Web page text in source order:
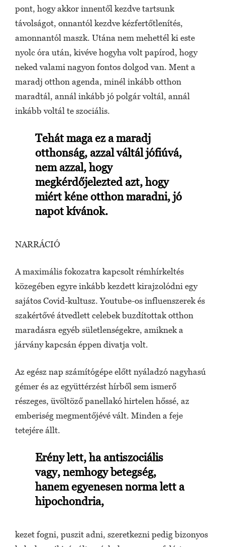
pont, hogy akkor innentől kezdve tartsunk
távolságot, onnantól kezdve kézfertőtlenítés,
amonnantól maszk. Utána nem mehettél ki este
nyolc óra után, kivéve hogyha volt papírod, hogy
neked valami nagyon fontos dolgod van. Ment a
maradj otthon agenda, minél inkább otthon
maradtál, annál inkább jó polgár voltál, annál
inkább voltál te szociális.
Tehát maga ez a maradj
otthonság, azzal váltál jófiúvá,
nem azzal, hogy
megkérdőjelezted azt, hogy
miért kéne otthon maradni, jó
napot kívánok.
NARRÁCIÓ
A maximális fokozatra kapcsolt rémhírkeltés
közegében egyre inkább kezdett kirajzolódni egy
sajátos Covid-kultusz. Youtube-os influenszerek és
szakértővé átvedlett celebek buzdítottak otthon
maradásra egyéb sületlenségekre, amiknek a
járvány kapcsán éppen divatja volt.
Az egész nap számítógépe előtt nyáladzó nagyhasú
gémer és az együttérzést hírből sem ismerő
részeges, üvöltöző panellakó hirtelen hőssé, az
emberiség megmentőjévé vált. Minden a feje
tetejére állt.
Erény lett, ha antiszociális
vagy, nemhogy betegség,
hanem egyenesen norma lett a
hipochondria,
kezet fogni, puszit adni, szeretkezni pedig bizonyos